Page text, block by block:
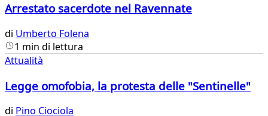
Arrestato sacerdote nel Ravennate
di Umberto Folena
1 min di lettura
Attualità
Legge omofobia, la protesta delle "Sentinelle"
di Pino Ciociola